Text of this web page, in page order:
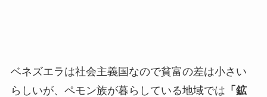
ベネズエラは社会主義国なので貧富の差は小さい
らしいが、ペモン族が暮らしている地域では 「鉱